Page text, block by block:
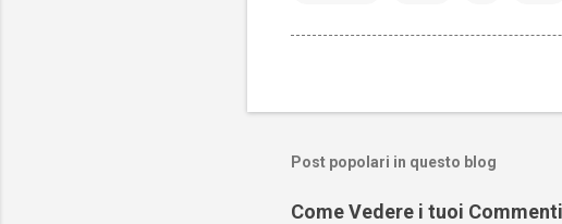
Post popolari in questo blog
Come Vedere i tuoi